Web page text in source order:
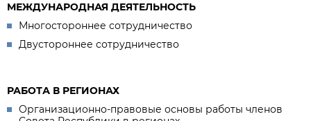
МЕЖДУНАРОДНАЯ ДЕЯТЕЛЬНОСТЬ
Многостороннее сотрудничество
Двустороннее сотрудничество
РАБОТА В РЕГИОНАХ
Организационно-правовые основы работы членов